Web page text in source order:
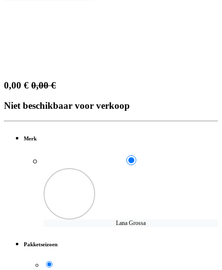
0,00 € 0,00€
Niet beschikbaar voor verkoop
Merk
Lana Grossa
Pakketseizoen